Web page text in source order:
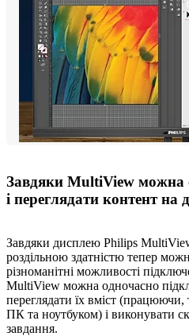
Завдяки MultiView можна
і переглядати контент на
Завдяки дисплею Philips
роздільною здатністю тепер
різноманітні можливості
MultiView можна одночасно
переглядати їх вміст
ПК та ноутбуком) і виконувати
завдання.